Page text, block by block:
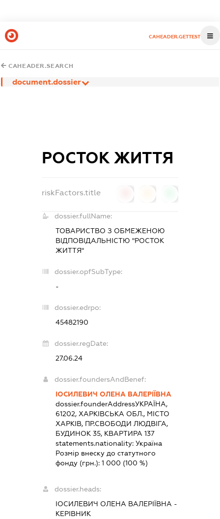
CAHEADER.GETTEST
CAHEADER.SEARCH
document.dossier
РОСТОК ЖИТТЯ
riskFactors.title
dossier.fullName:
ТОВАРИСТВО З ОБМЕЖЕНОЮ
ВІДПОВІДАЛЬНІСТЮ "РОСТОК
ЖИТТЯ"
dossier.opfSubType:
-
dossier.edrpo:
45482190
dossier.regDate:
27.06.24
dossier.foundersAndBenef:
ІОСИЛЕВИЧ ОЛЕНА ВАЛЕРІЇВНА
dossier.founderAddressУКРАЇНА,
61202, ХАРКІВСЬКА ОБЛ., МІСТО
ХАРКІВ, ПР.СВОБОДИ ЛЮДВІГА,
БУДИНОК 35, КВАРТИРА 137
statements.nationality:Україна
Розмір внеску до статутного
фонду (грн.):1 000 (100 %)
dossier.heads:
ІОСИЛЕВИЧ ОЛЕНА ВАЛЕРІЇВНА -
КЕРІВНИК